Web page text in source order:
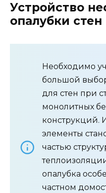
Устройство
опалубки стен
Необходимо
большой
для стен при
монолитных
конструкций.
элементы
частью
опалубка
частном